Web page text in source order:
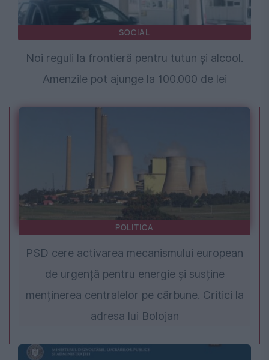
SOCIAL
Noi reguli la frontieră pentru tutun și alcool.
Amenzile pot ajunge la 100.000 de lei
POLITICA
PSD cere activarea mecanismului european
de urgență pentru energie și susține
menținerea centralelor pe cărbune. Critici la
adresa lui Bolojan